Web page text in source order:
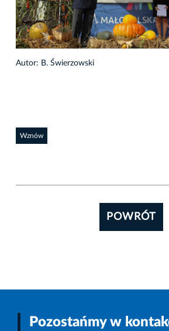
Autor: B. Świerzowski
Wznów
POWRÓT
Pozostańmy w